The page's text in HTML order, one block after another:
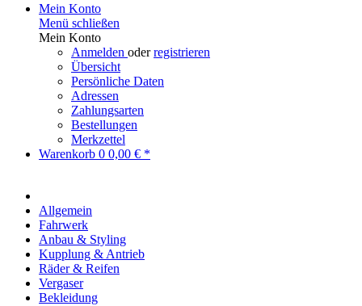
Mein Konto
Menü schließen
Mein Konto
Anmelden oderregistrieren
Übersicht
Persönliche Daten
Adressen
Zahlungsarten
Bestellungen
Merkzettel
Warenkorb 0 0,00 € *
Allgemein
Fahrwerk
Anbau & Styling
Kupplung & Antrieb
Räder & Reifen
Vergaser
Bekleidung